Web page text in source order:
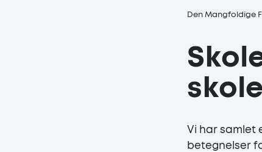
Den Mangfoldige
Vi har samlet
betegnelser